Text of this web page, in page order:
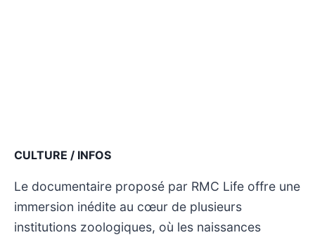
CULTURE / INFOS
Le documentaire proposé par RMC Life offre une
immersion inédite au cœur de plusieurs
institutions zoologiques, où les naissances